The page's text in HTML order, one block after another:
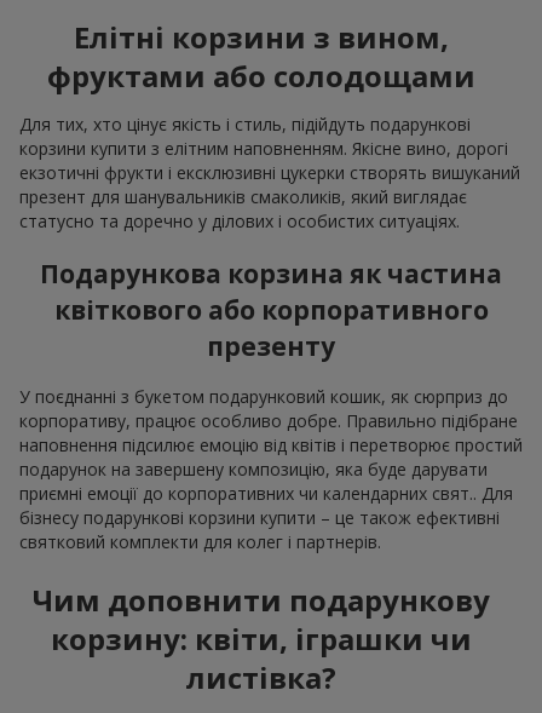
Елітні корзини з вином,
фруктами або солодощами
Для тих, хто цінує якість і стиль, підійдуть подарункові
корзини купити з елітним наповненням. Якісне вино, дорогі
екзотичні фрукти і ексклюзивні цукерки створять вишуканий
презент для шанувальників смаколиків, який виглядає
статусно та доречно у ділових і особистих ситуаціях.
Подарункова корзина як частина
квіткового або корпоративного
презенту
У поєднанні з букетом подарунковий кошик, як сюрприз до
корпоративу, працює особливо добре. Правильно підібране
наповнення підсилює емоцію від квітів і перетворює простий
подарунок на завершену композицію, яка буде дарувати
приємні емоції до корпоративних чи календарних свят.. Для
бізнесу подарункові корзини купити – це також ефективні
святковий комплекти для колег і партнерів.
Чим доповнити подарункову
корзину: квіти, іграшки чи
листівка?